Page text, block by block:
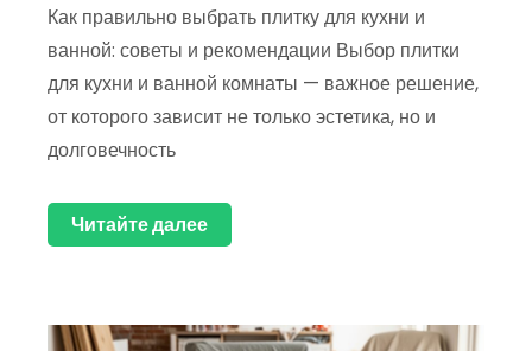
Как правильно выбрать плитку для кухни и
ванной: советы и рекомендации Выбор плитки
для кухни и ванной комнаты — важное решение,
от которого зависит не только эстетика, но и
долговечность
Читайте далее